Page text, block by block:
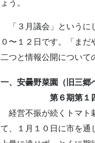
ょう。
「３月議会」というに
０〜１２日です。「まだ
二つと情報公開について
一、安曇野菜園（旧三郷
第６期第１四半
経営不振が続くトマト
て、１月１０日に市を通